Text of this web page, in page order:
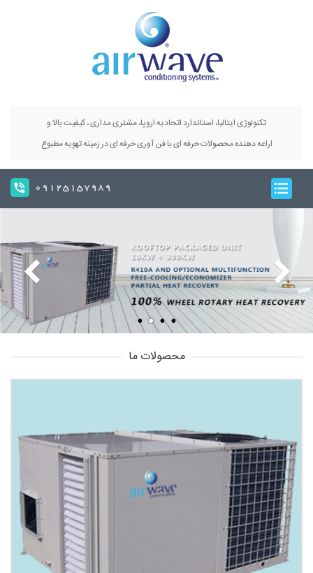
تکنولوژی ایتالیا، استاندارد اتحادیه اروپا، مشتری مداری ، کیفیت بالا و
اراعه دهنده محصولات حرفه ای با فن آوری حرفه ای در زمینه تهویه مطبوع
09125157989
محصولات ما